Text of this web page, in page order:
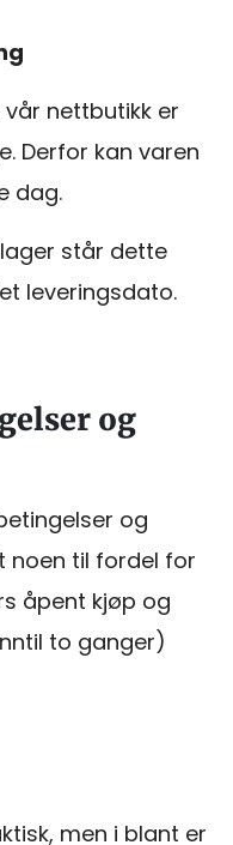
nettbutikk er
Derfor kan varen
dag.
står dette
leveringsdato.
og
og
noen til fordel for
åpent kjøp og
to ganger)
men i blant er